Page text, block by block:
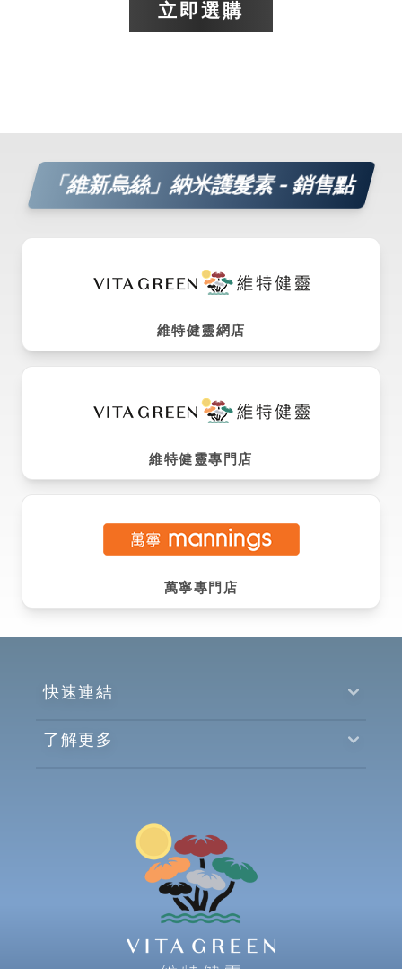
立即選購​
「維新烏絲」納米護髮素 - 銷售點
維特健靈網店
維特健靈專門店
萬寧專門店
快速連結
了解更多